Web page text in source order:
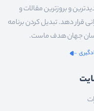
و بروزترین مقالات و
قرار دهد. تبدیل کردن برنامه
جهان هدف ماست.